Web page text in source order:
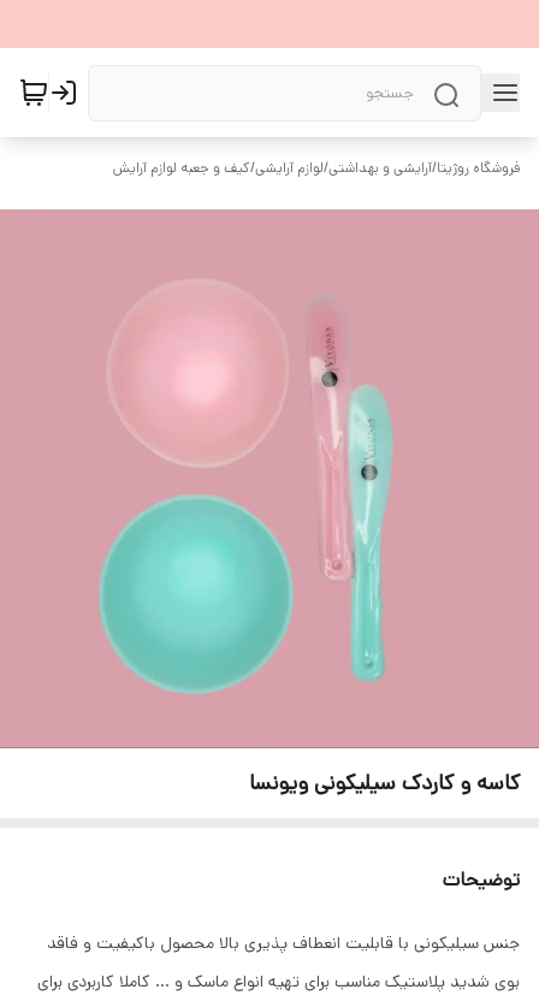
فروشگاه روژیتا/آرایشی و بهداشتی/لوازم آرایشی/کیف و جعبه لوازم آرایش
کاسه و کاردک سیلیکونی ویونسا
توضیحات
جنس سیلیکونی با قابلیت انعطاف پذیری بالا محصول باکیفیت و فاقد
بوی شدید پلاستیک مناسب برای تهیه انواع ماسک و … کاملا کاربردی برای